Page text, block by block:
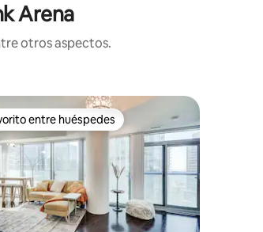
Arena
otros aspectos.
entre huéspedes
entre huéspedes